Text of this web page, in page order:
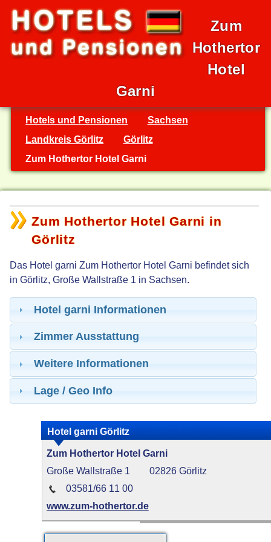
Zum
Hothertor
Hotel
Garni
Hotels und Pensionen
Sachsen
Landkreis Görlitz
Görlitz
Zum Hothertor Hotel Garni
Zum Hothertor Hotel Garni in
Görlitz
Das Hotel garni Zum Hothertor Hotel Garni befindet sich
in Görlitz, Große Wallstraße 1 in Sachsen.
Hotel garni Informationen
Zimmer Ausstattung
Weitere Informationen
Lage / Geo Info
Hotel garni Görlitz
Zum Hothertor Hotel Garni
Große Wallstraße 1
02826 Görlitz
03581/66 11 00
www.zum-hothertor.de